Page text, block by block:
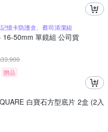
憶卡防護盒、蔡司清潔組
16-50mm 單鏡組 公司貨
33,900
贈品
白寶石方型底片 2盒 (2入